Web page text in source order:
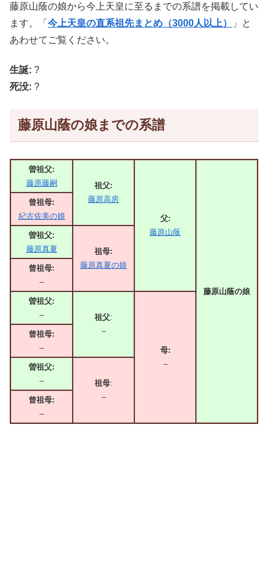
藤原山蔭の娘から今上天皇に至るまでの系譜を掲載してい
ます。「 今上天皇の直系祖先まとめ（3000人以上）
」と
あわせてご覧ください。
生誕: ?
死没: ?
藤原山蔭の娘までの系譜
曽祖父:
藤原藤嗣
祖父:
藤原高房
父:
藤原山蔭
藤原山蔭の娘
曾祖母:
紀古佐美の娘
曽祖父:
藤原真夏
祖母:
藤原真夏の娘
曾祖母:
–
曽祖父:
–
祖父:
–
母:
–
曾祖母:
–
曽祖父:
–
祖母:
–
曾祖母:
–